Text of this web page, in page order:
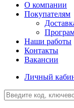
О компании
Покупателям
Наши работы
Контакты
Вакансии
Личный